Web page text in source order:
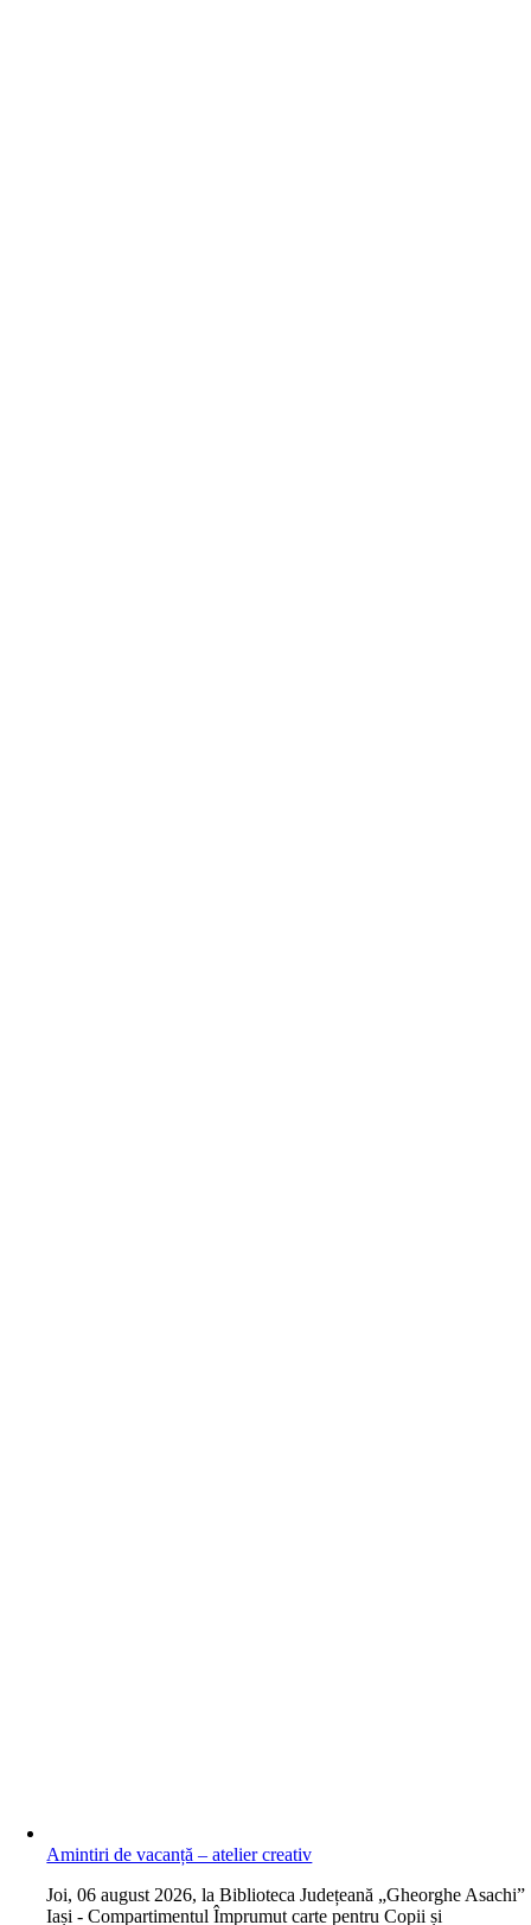
Amintiri de vacanță – atelier creativ
Joi, 06 august 2026, la Biblioteca Județeană „Gheorghe Asachi”
Iași - Compartimentul Împrumut carte pentru Copii și